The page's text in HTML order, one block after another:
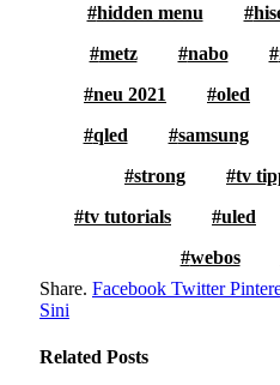
hidden menu
metz
nabo
neu 2021
oled
qled
samsung
strong
tv
tv tutorials
uled
webos
Share. Facebook Twitter
Sini
Related Posts